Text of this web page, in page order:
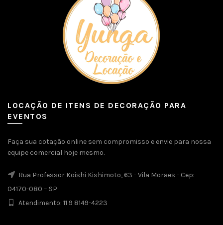
LOCAÇÃO DE ITENS DE DECORAÇÃO PARA
EVENTOS
Faça sua cotação online sem compromisso e envie para nossa
equipe comercial hoje mesmo.
Rua Professor Koishi Kishimoto, 63 - Vila Moraes - Cep:
04170-080 – SP
Atendimento: 11 9 8149-4223